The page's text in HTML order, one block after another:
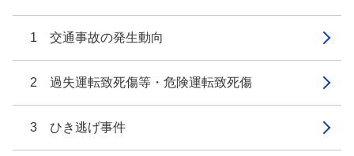
1 交通事故の発生動向
2 過失運転致死傷等・危険運転致死傷
3 ひき逃げ事件